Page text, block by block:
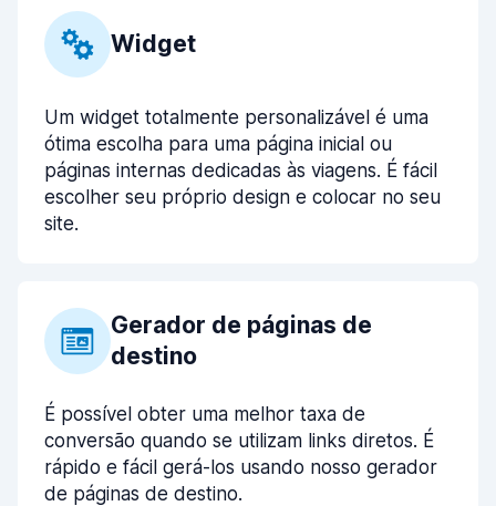
Widget
Um widget totalmente personalizável é uma
ótima escolha para uma página inicial ou
páginas internas dedicadas às viagens. É fácil
escolher seu próprio design e colocar no seu
site.
Gerador de páginas de
destino
É possível obter uma melhor taxa de
conversão quando se utilizam links diretos. É
rápido e fácil gerá-los usando nosso gerador
de páginas de destino.